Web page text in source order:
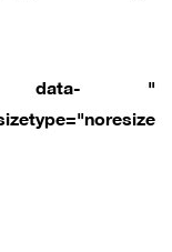
data-